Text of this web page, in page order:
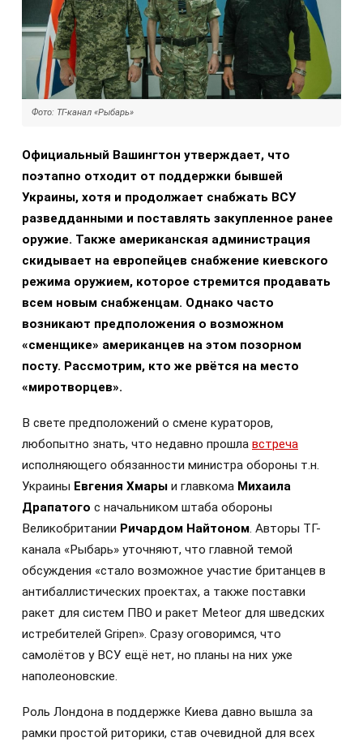
Фото: ТГ-канал «Рыбарь»
Официальный Вашингтон утверждает, что
поэтапно отходит от поддержки бывшей
Украины, хотя и продолжает снабжать ВСУ
разведданными и поставлять закупленное ранее
оружие. Также американская администрация
скидывает на европейцев снабжение киевского
режима оружием, которое стремится продавать
всем новым снабженцам. Однако часто
возникают предположения о возможном
«сменщике» американцев на этом позорном
посту. Рассмотрим, кто же рвётся на место
«миротворцев».
В свете предположений о смене кураторов,
любопытно знать, что недавно прошла встреча
исполняющего обязанности министра обороны т.н.
Украины Евгения Хмары и главкома Михаила
Драпатого с начальником штаба обороны
Великобритании Ричардом Найтоном. Авторы ТГ-
канала «Рыбарь» уточняют, что главной темой
обсуждения «стало возможное участие британцев в
антибаллистических проектах, а также поставки
ракет для систем ПВО и ракет Meteor для шведских
истребителей Gripen». Сразу оговоримся, что
самолётов у ВСУ ещё нет, но планы на них уже
наполеоновские.
Роль Лондона в поддержке Киева давно вышла за
рамки простой риторики, став очевидной для всех